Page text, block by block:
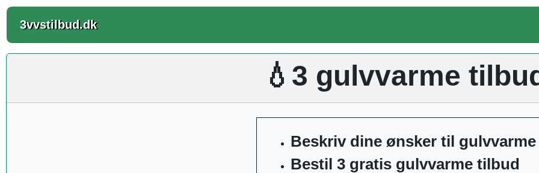
3vvstilbud.dk
💧3 gulvvarme
Beskriv dine ønsker til gulvvarme
Bestil 3 gratis gulvvarme tilbud